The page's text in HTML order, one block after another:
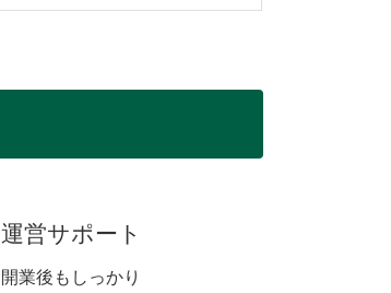
運営サポート
開業後もしっかり